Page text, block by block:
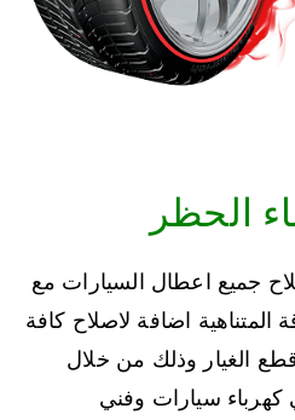
الحظر
جميع اعطال السيارات مع
المتناهية اضافة لاصلاح كافة
الغيار وذلك من خلال
سيارات وفني